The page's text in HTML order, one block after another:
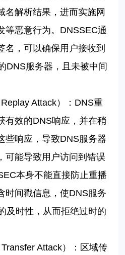
名解析结果，进而实施网
恶意行为。 DNSSEC通
名，可以确保用户接收到
DNS服务器，且未被中间
Attack）： DNS重
有效的DNS响应，并在稍
些响应，导致DNS服务器
可能导致用户访问到错误
本身不能直接防止重播
时间戳信息，使DNS服务
及时性，从而拒绝过时的
Attack）：区域传